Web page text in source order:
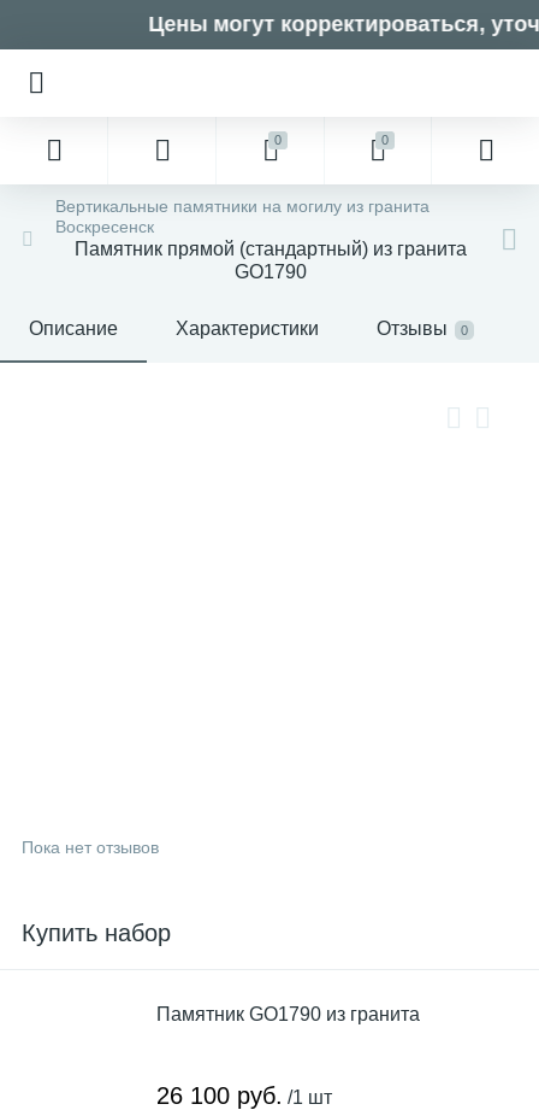
Цены могут корректироваться,
0 0
Вертикальные памятники на могилу из гранита
Воскресенск
Памятник прямой (стандартный) из гранита
GO1790
Описание Характеристики Отзывы 0
Пока нет отзывов
Купить набор
Памятник GO1790 из гранита
26 100 руб. /1 шт